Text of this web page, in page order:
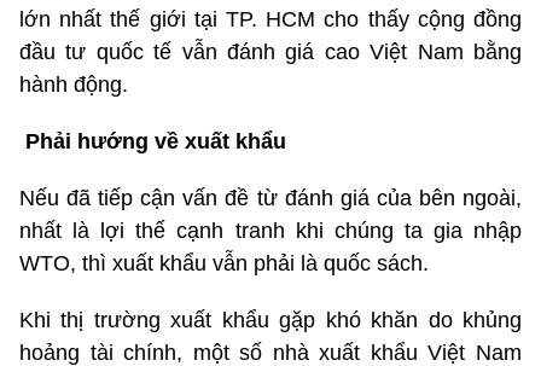
lớn nhất thế giới tại TP. HCM cho thấy cộng đồng
đầu tư quốc tế vẫn đánh giá cao Việt Nam bằng
hành động.
Phải hướng về xuất khẩu
Nếu đã tiếp cận vấn đề từ đánh giá của bên ngoài,
nhất là lợi thế cạnh tranh khi chúng ta gia nhập
WTO, thì xuất khẩu vẫn phải là quốc sách.
Khi thị trường xuất khẩu gặp khó khăn do khủng
hoảng tài chính, một số nhà xuất khẩu Việt Nam